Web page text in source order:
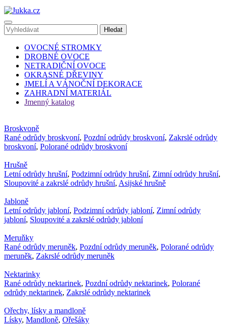
OVOCNÉ STROMKY
DROBNÉ OVOCE
NETRADIČNÍ OVOCE
OKRASNÉ DŘEVINY
JMELÍ A VÁNOČNÍ DEKORACE
ZAHRADNÍ MATERIÁL
Jmenný katalog
Broskvoně
Rané odrůdy broskvoní, Pozdní odrůdy broskvoní, Zakrslé odrůdy
broskvoní, Polorané odrůdy broskvoní
Hrušně
Letní odrůdy hrušní, Podzimní odrůdy hrušní, Zimní odrůdy hrušní,
Sloupovité a zakrslé odrůdy hrušní, Asijské hrušně
Jabloně
Letní odrůdy jabloní, Podzimní odrůdy jabloní, Zimní odrůdy
jabloní, Sloupovité a zakrslé odrůdy jabloní
Meruňky
Rané odrůdy meruněk, Pozdní odrůdy meruněk, Polorané odrůdy
meruněk, Zakrslé odrůdy meruněk
Nektarinky
Rané odrůdy nektarinek, Pozdní odrůdy nektarinek, Polorané
odrůdy nektarinek, Zakrslé odrůdy nektarinek
Ořechy, lísky a mandloně
Lísky, Mandloně, Ořešáky